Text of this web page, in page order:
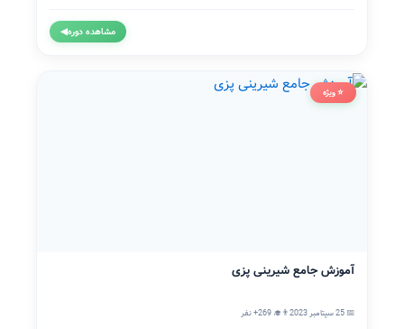
مشاهده دوره◀
⭐ ویژه
آموزش جامع شیرینی پزی
📅 25 سپتامبر 2023
👨‍🎓 269+ نفر